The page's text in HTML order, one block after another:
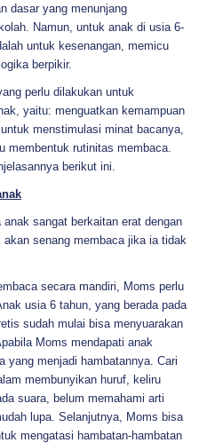
dasar yang menunjang
Namun, untuk anak di usia 6-
untuk kesenangan, memicu
berpikir.
perlu dilakukan untuk
yaitu: menguatkan kemampuan
menstimulasi minat bacanya,
membentuk rutinitas membaca.
berikut ini.
sangat berkaitan erat dengan
senang membaca jika ia tidak
secara mandiri, Moms perlu
usia 6 tahun, yang berada pada
sudah mulai bisa menyuarakan
Moms mendapati anak
yang menjadi hambatannya. Cari
membunyikan huruf, keliru
suara, belum memahami arti
lupa. Selanjutnya, Moms bisa
mengatasi hambatan-hambatan